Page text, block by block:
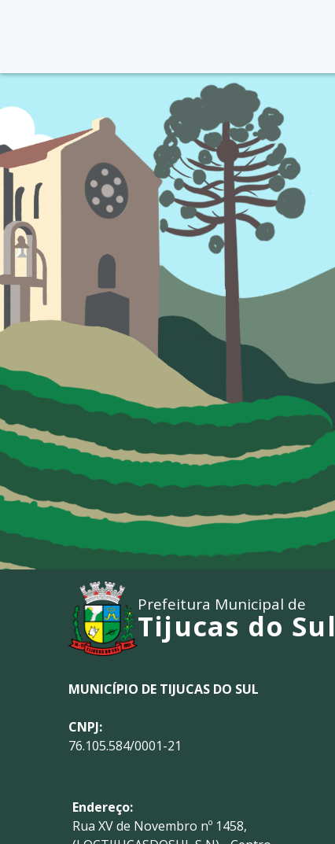
Prefeitura Municipal de
Tijucas do Sul
MUNICÍPIO DE TIJUCAS DO SUL
CNPJ:
76.105.584/0001-21
Endereço:
Rua XV de Novembro nº 1458,